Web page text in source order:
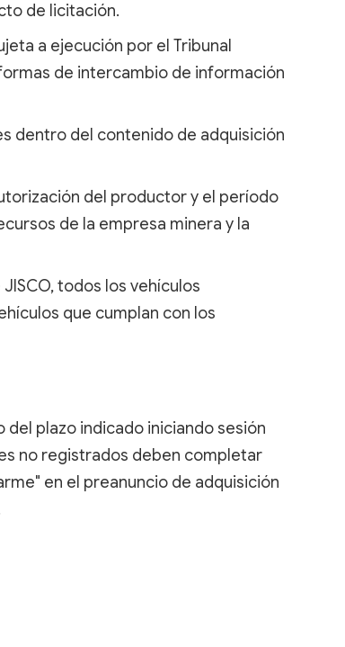
de licitación.
a ejecución por el Tribunal
de intercambio de información
dentro del contenido de adquisición
del productor y el período
de la empresa minera y la
todos los vehículos
que cumplan con los
plazo indicado iniciando sesión
no registrados deben completar
en el preanuncio de adquisición